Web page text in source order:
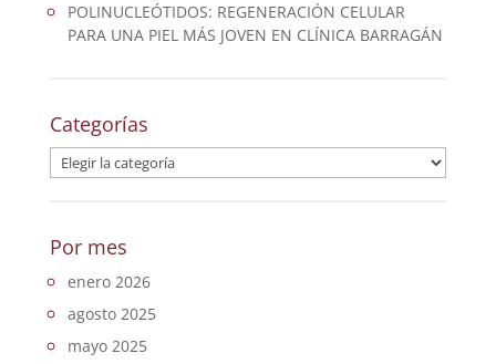
POLINUCLEÓTIDOS: REGENERACIÓN CELULAR
PARA UNA PIEL MÁS JOVEN EN CLÍNICA BARRAGÁN
Categorías
Categorías
Por mes
enero 2026
agosto 2025
mayo 2025